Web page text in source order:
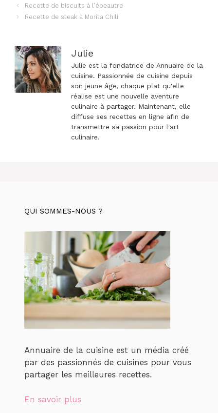
Navigation
des
Recette de biscuits à l'épeautre
Recette de steak à Morita Chili
Julie
Julie est la fondatrice de Annuaire de la
cuisine. Passionnée de cuisine depuis
son jeune âge, chaque plat qu'elle
réalise est une nouvelle aventure
culinaire à partager. Maintenant, elle
diffuse ses recettes en ligne afin de
transmettre sa passion pour l'art
culinaire.
QUI SOMMES-NOUS ?
Annuaire de la cuisine est un média créé
par des passionnés de cuisines pour vous
partager les meilleures recettes.
En savoir plus